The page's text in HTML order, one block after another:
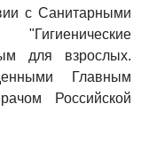
с Санитарными
"Гигиенические
для взрослых.
Главным
Российской